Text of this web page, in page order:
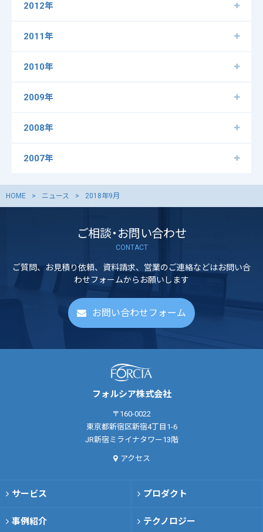
2012年
2011年
2010年
2009年
2008年
2007年
HOME ニュース 2018年9月
ご相談・お問い合わせ
CONTACT
ご質問、お見積り依頼、資料請求、営業のご連絡などはお問い合
わせフォームからお願いします
お問い合わせフォーム
フォルシア株式会社
〒160-0022
東京都新宿区新宿4丁目1-6
JR新宿ミライナタワー13階
アクセス
サービス プロダクト
事例紹介 テクノロジー